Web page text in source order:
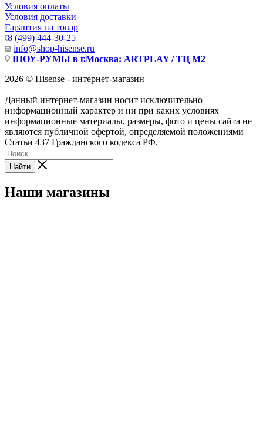
Условия оплаты
Условия доставки
Гарантия на товар
8 (499) 444-30-25
info@shop-hisense.ru
ШОУ-РУМЫ в г.Москва: ARTPLAY / ТЦ М2
2026 © Hisense - интернет-магазин
Данный интернет-магазин носит исключительно
информационный характер и ни при каких условиях
информационные материалы, размеры, фото и цены сайта не
являются публичной офертой, определяемой положениями
Статьи 437 Гражданского кодекса РФ.
Найти
Наши магазины